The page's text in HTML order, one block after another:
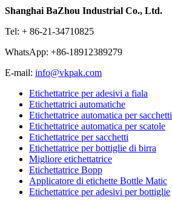
Shanghai BaZhou Industrial Co., Ltd.
Tel: + 86-21-34710825
WhatsApp: +86-18912389279
E-mail: info@vkpak.com
Etichettatrice per adesivi a fiala
Etichettatrici automatiche
Etichettatrice automatica per sacchetti
Etichettatrice automatica per scatole
Etichettatrice per sacchetti
Etichettatrice per bottiglie di birra
Migliore etichettatrice
Etichettatrice Bopp
Applicatore di etichette Bottle Matic
Etichettatrice per adesivi per bottiglie